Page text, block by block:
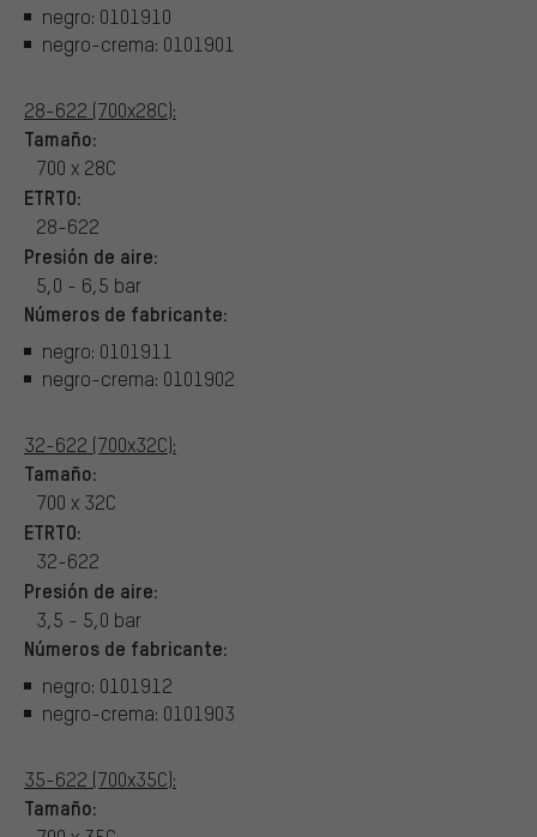
negro: 0101910
negro-crema: 0101901
28-622 (700x28C):
Tamaño:
700 x 28C
ETRTO:
28-622
Presión de aire:
5,0 - 6,5 bar
Números de fabricante:
negro: 0101911
negro-crema: 0101902
32-622 (700x32C):
Tamaño:
700 x 32C
ETRTO:
32-622
Presión de aire:
3,5 - 5,0 bar
Números de fabricante:
negro: 0101912
negro-crema: 0101903
35-622 (700x35C):
Tamaño: